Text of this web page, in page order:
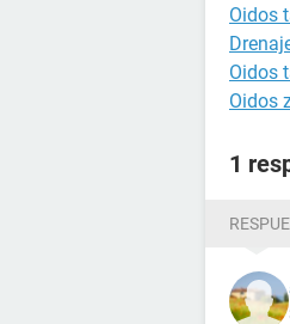
Oidos
Oidos
Oidos
1